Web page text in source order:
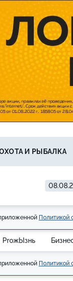
И РЫБАЛКА
Политикой
ProжЫзнь
Политикой